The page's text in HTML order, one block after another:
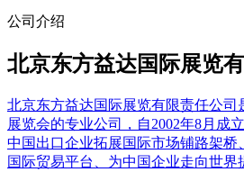
公司介绍
北京东方益达国际展览
北京东方益达国际展览有限责任公司
展览会的专业公司，自2002年8月成
中国出口企业拓展国际市场铺路架桥
国际贸易平台、为中国企业走向世